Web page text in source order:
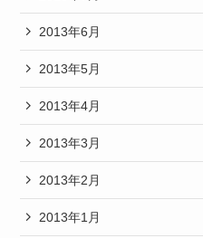
2013年6月
2013年5月
2013年4月
2013年3月
2013年2月
2013年1月